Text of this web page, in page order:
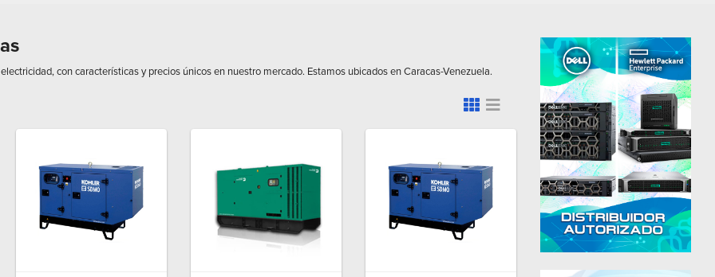
con características y precios únicos en nuestro mercado. Estamos ubicados en Caracas-Venezuela.